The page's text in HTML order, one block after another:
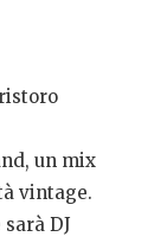
un mix
vintage.
DJ